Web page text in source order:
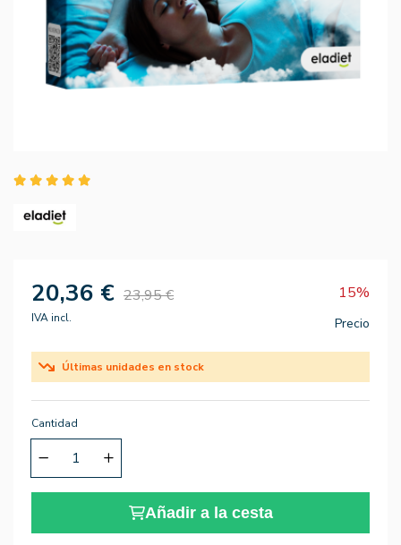
20,36 € 23,95 € 15%
IVA incl. Precio
Últimas unidades en stock
Cantidad
Añadir a la cesta